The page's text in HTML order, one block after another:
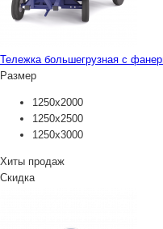
Тележка большегрузная с
Размер
1250х2000
1250х2500
1250х3000
Хиты продаж
Скидка